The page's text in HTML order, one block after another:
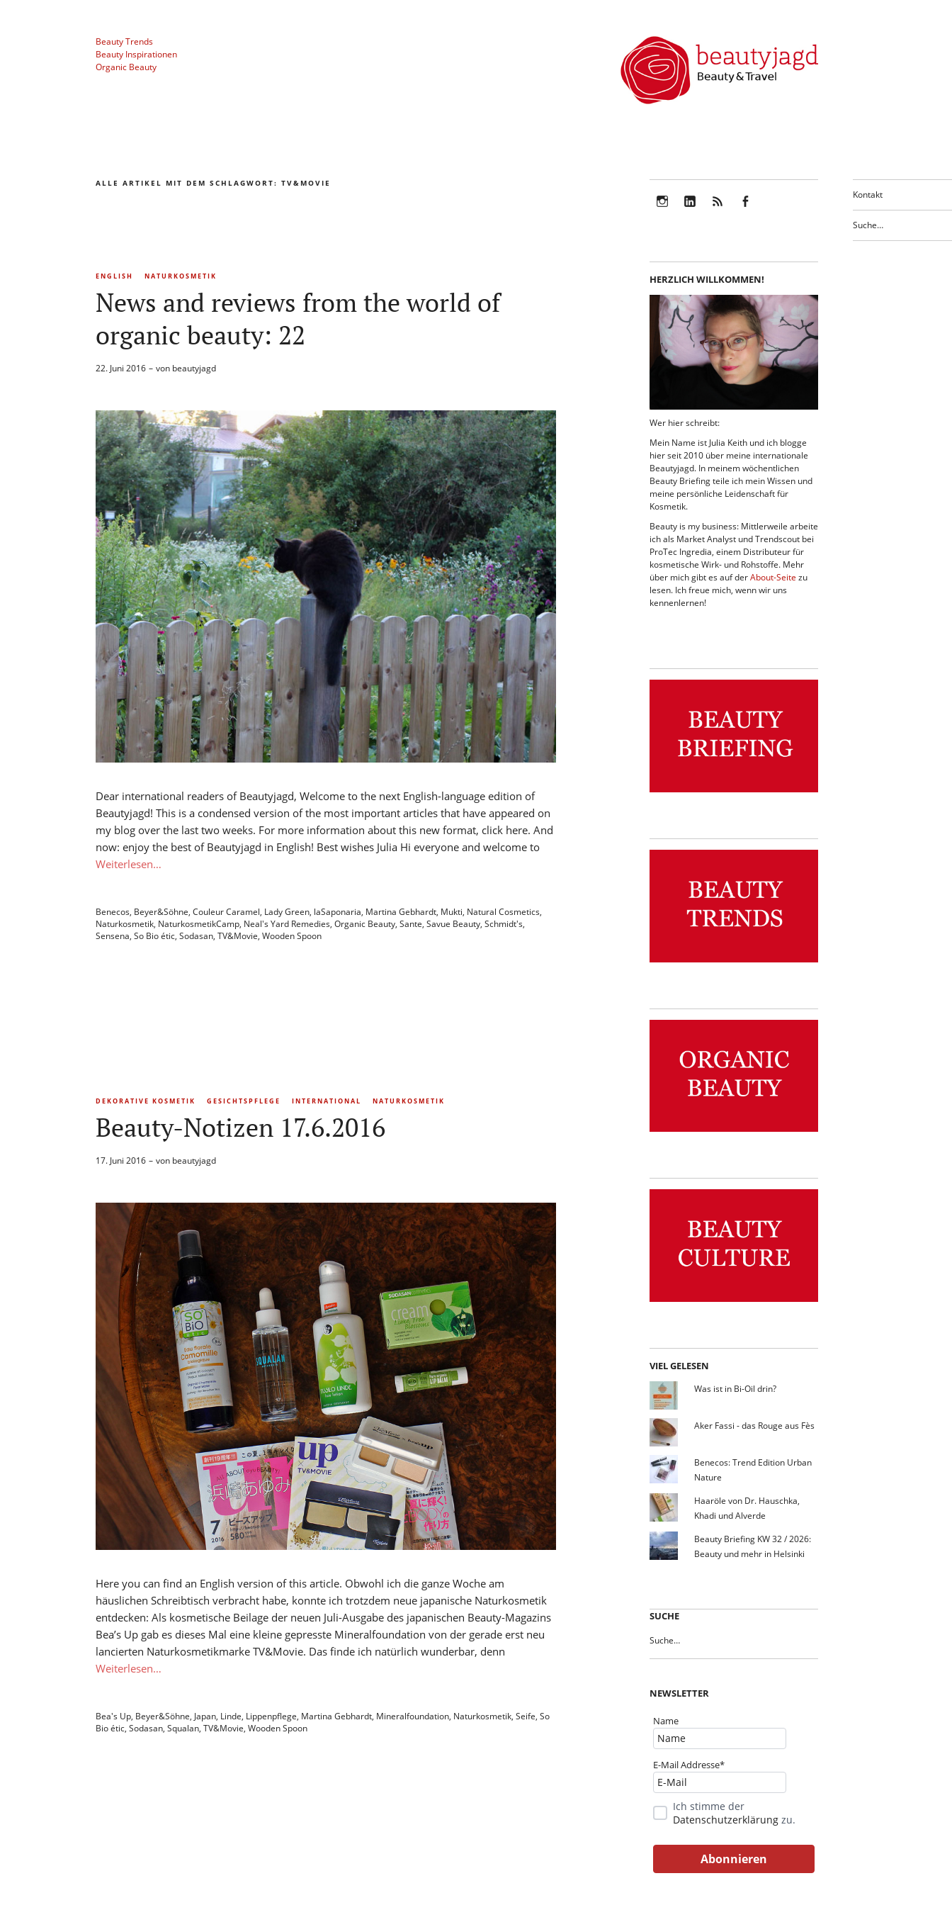
Kontakt
Beauty Trends
Beauty Inspirationen
Organic Beauty
ALLE ARTIKEL MIT DEM SCHLAGWORT: TV&MOVIE
ENGLISH NATURKOSMETIK
News and reviews from the world of
organic beauty: 22
22. Juni 2016 von beautyjagd
Dear international readers of Beautyjagd, Welcome to the next English-language edition of
Beautyjagd! This is a condensed version of the most important articles that have appeared on
my blog over the last two weeks. For more information about this new format, click here. And
now: enjoy the best of Beautyjagd in English! Best wishes Julia Hi everyone and welcome to
Weiterlesen…
Benecos, Beyer&Söhne, Couleur Caramel, Lady Green, laSaponaria, Martina Gebhardt, Mukti, Natural Cosmetics,
Naturkosmetik, NaturkosmetikCamp, Neal's Yard Remedies, Organic Beauty, Sante, Savue Beauty, Schmidt's,
Sensena, So Bio étic, Sodasan, TV&Movie, Wooden Spoon
DEKORATIVE KOSMETIK GESICHTSPFLEGE INTERNATIONAL NATURKOSMETIK
Beauty-Notizen 17.6.2016
17. Juni 2016 von beautyjagd
Here you can find an English version of this article. Obwohl ich die ganze Woche am
häuslichen Schreibtisch verbracht habe, konnte ich trotzdem neue japanische Naturkosmetik
entdecken: Als kosmetische Beilage der neuen Juli-Ausgabe des japanischen Beauty-Magazins
Bea’s Up gab es dieses Mal eine kleine gepresste Mineralfoundation von der gerade erst neu
lancierten Naturkosmetikmarke TV&Movie. Das finde ich natürlich wunderbar, denn
Weiterlesen…
Bea's Up, Beyer&Söhne, Japan, Linde, Lippenpflege, Martina Gebhardt, Mineralfoundation, Naturkosmetik, Seife, So
Bio étic, Sodasan, Squalan, TV&Movie, Wooden Spoon
HERZLICH WILLKOMMEN!
Wer hier schreibt:
Mein Name ist Julia Keith und ich blogge
hier seit 2010 über meine internationale
Beautyjagd. In meinem wöchentlichen
Beauty Briefing teile ich mein Wissen und
meine persönliche Leidenschaft für
Kosmetik.
Beauty is my business: Mittlerweile arbeite
ich als Market Analyst und Trendscout bei
ProTec Ingredia, einem Distributeur für
kosmetische Wirk- und Rohstoffe. Mehr
über mich gibt es auf derAbout-Seite zu
lesen. Ich freue mich, wenn wir uns
kennenlernen!
VIEL GELESEN
Was ist in Bi-Oil drin?
Aker Fassi - das Rouge aus Fès
Benecos: Trend Edition Urban
Nature
Haaröle von Dr. Hauschka,
Khadi und Alverde
Beauty Briefing KW 32 / 2026:
Beauty und mehr in Helsinki
SUCHE
NEWSLETTER
Name
E-Mail Addresse*
Ich stimme der
Datenschutzerklärung zu.